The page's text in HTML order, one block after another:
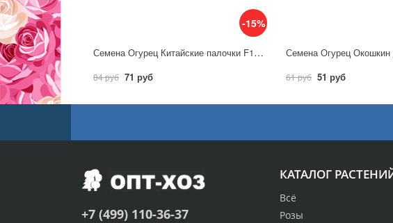
-15%
Семена Огурец Китайские палочки F1 10шт / Аэлита
84 руб 71 руб 61 руб 51 руб
КАТАЛОГ
Всё
Розы
+7 (499) 110-36-37